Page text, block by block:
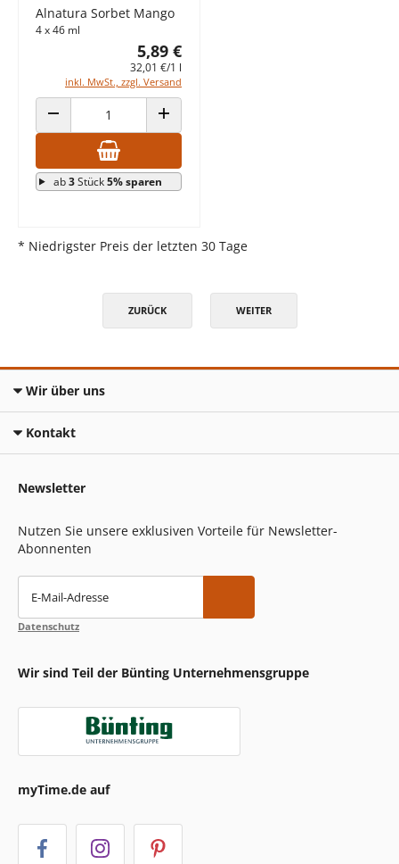
Alnatura Sorbet Mango
4 x 46 ml
5,89 €
32,01 €/1 l
inkl. MwSt., zzgl. Versand
ANZAHL VERRINGERN ANZAHL ERHÖHEN
ab3Stück5% sparen
* Niedrigster Preis der letzten 30 Tage
ZURÜCK WEITER
Wir über uns
Kontakt
Newsletter
Nutzen Sie unsere exklusiven Vorteile für Newsletter-
Abonnenten
E-Mail-Adresse
Datenschutz
Wir sind Teil der Bünting Unternehmensgruppe
myTime.de auf